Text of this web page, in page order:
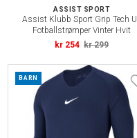
ASSIST SPORT
Assist Klubb Sport Grip Tech Ull
Fotballstrømper Vinter Hvit
kr 254 kr 299
BARN